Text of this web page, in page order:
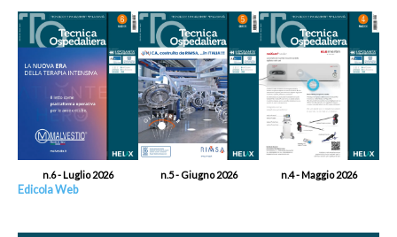
n.6 - Luglio 2026 n.5 - Giugno 2026 n.4 - Maggio 2026
Edicola Web